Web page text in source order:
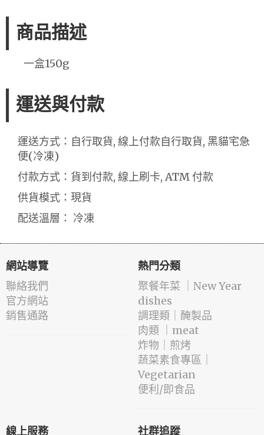
商品描述
一盒150g
運送與付款
運送方式：自行取貨, 線上付款自行取貨, 黑貓宅急
便(冷凍)
付款方式：貨到付款, 線上刷卡, ATM 付款
供貨模式：現貨
配送溫層： 冷凍
網站導覽
聯絡我們
官方網站
銷售通路
熱門分類
️聚餐年菜 ｜New Year
dishes
️調理類｜醃製品
肉類 ｜meat
️炸物｜煎烤
蔬菜素食專區｜
Vegetarian
便利/即食品
線上服務 社群追蹤